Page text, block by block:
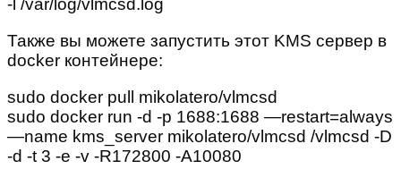
-l /var/log/vlmcsd.log
Также вы можете запустить этот KMS сервер в
docker контейнере:
sudo docker pull mikolatero/vlmcsd
sudo docker run -d -p 1688:1688 —restart=always
—name kms_server mikolatero/vlmcsd /vlmcsd -D
-d -t 3 -e -v -R172800 -A10080